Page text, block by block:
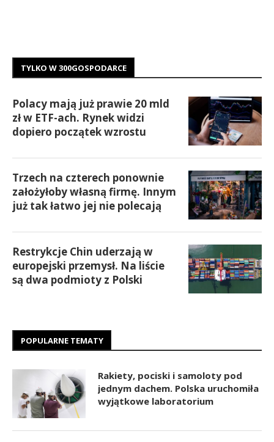
TYLKO W 300GOSPODARCE
Polacy mają już prawie 20 mld
zł w ETF-ach. Rynek widzi
dopiero początek wzrostu
Trzech na czterech ponownie
założyłoby własną firmę. Innym
już tak łatwo jej nie polecają
Restrykcje Chin uderzają w
europejski przemysł. Na liście
są dwa podmioty z Polski
POPULARNE TEMATY
Rakiety, pociski i samoloty pod
jednym dachem. Polska uruchomiła
wyjątkowe laboratorium